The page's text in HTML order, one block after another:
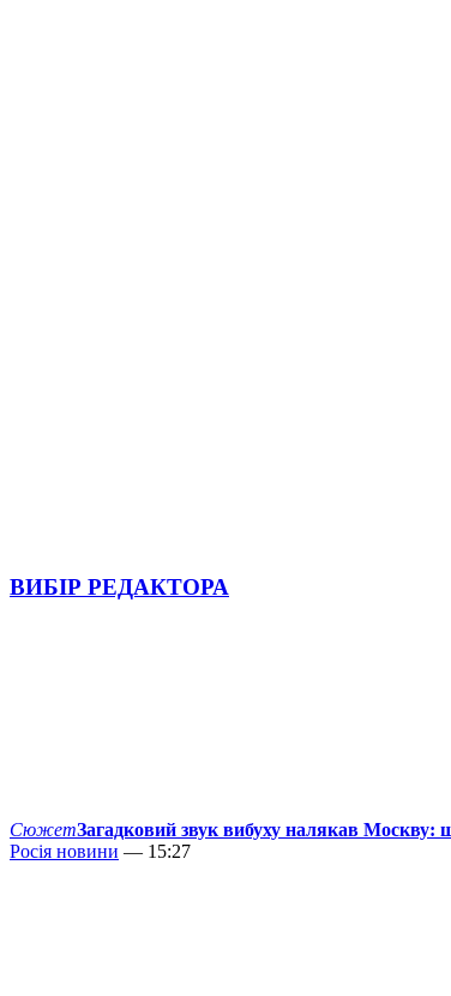
ВИБІР РЕДАКТОРА
СюжетЗагадковий звук вибуху налякав Москву:
Росія новини — 15:27